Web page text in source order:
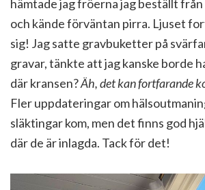
hämtade jag fröerna jag beställt
och kände förväntan pirra. Ljuset
sig! Jag satte gravbuketter på
gravar, tänkte att jag kanske borde
där kransen?Äh, det kan fortfarande
Fler uppdateringar om
släktingar kom, men det finns god
där de är inlagda. Tack för det!